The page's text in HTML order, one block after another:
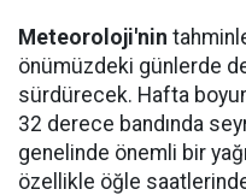
Meteoroloji'nin
önümüzdeki günlerde
sürdürecek. Hafta
32 derece bandında
genelinde önemli bir
özellikle öğle